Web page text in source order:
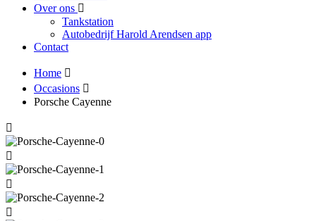
Over ons
Tankstation
Autobedrijf Harold Arendsen app
Contact
Home
Occasions
Porsche Cayenne